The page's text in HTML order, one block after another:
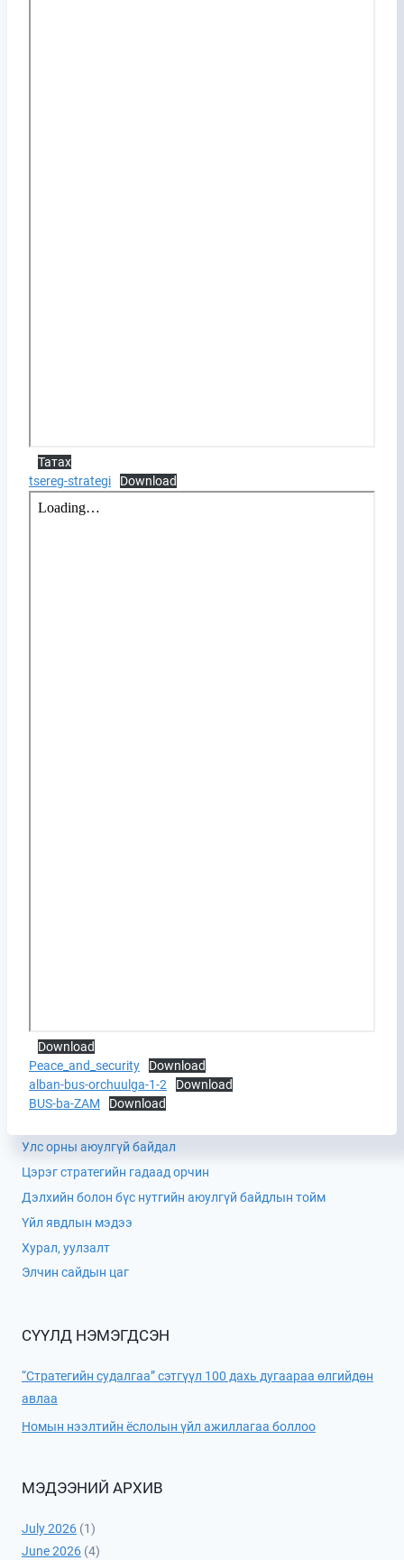
Татах
tsereg-strategi
Download
Download
Peace_and_security
Download
alban-bus-orchuulga-1-2
Download
BUS-ba-ZAM
Download
Улс орны аюулгүй байдал
Цэрэг стратегийн гадаад орчин
Дэлхийн болон бүс нутгийн аюулгүй байдлын тойм
Үйл явдлын мэдээ
Хурал, уулзалт
Элчин сайдын цаг
СҮҮЛД НЭМЭГДСЭН
“Стратегийн судалгаа” сэтгүүл 100 дахь дугаараа өлгийдөн
авлаа
Номын нээлтийн ёслолын үйл ажиллагаа боллоо
МЭДЭЭНИЙ АРХИВ
July 2026 (1)
June 2026 (4)